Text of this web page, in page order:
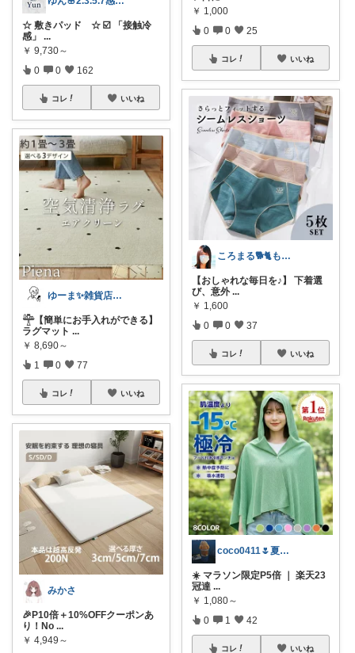
☆ 敷きパッド ☆ ☑️ 「接触冷
感」 ...
￥ 9,730～
0 0 162
コレ いいね
ゆーま✨雑貨店🏠よろしくお願いします！
𓊯【簡単にお手入れができる】
ラグマット ...
￥ 8,690～
1 0 77
コレ いいね
みかさ
🎉P10倍＋10%OFFクーポンあ
り！No ...
￥ 4,949～
￥ 1,000
0 0 25
コレ いいね
ころまる🐕🐈もふもふ愛好家💓
【おしゃれな毎日を♪】 下着選
び、意外 ...
￥ 1,600
0 0 37
コレ いいね
coco0411🌷夏グッズ色々🌻
☀️ マラソン限定P5倍 ｜ 楽天23
冠達 ...
￥ 1,080～
0 1 42
コレ いいね